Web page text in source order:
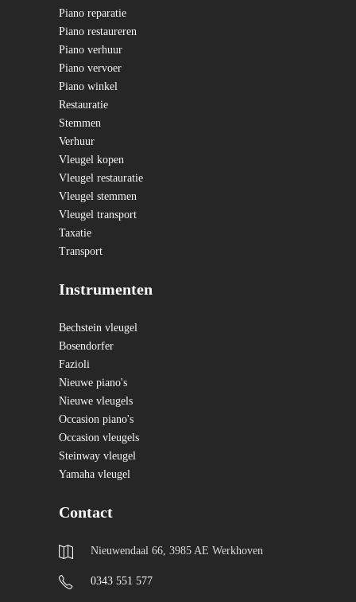
Piano reparatie
Piano restaureren
Piano verhuur
Piano vervoer
Piano winkel
Restauratie
Stemmen
Verhuur
Vleugel kopen
Vleugel restauratie
Vleugel stemmen
Vleugel transport
Taxatie
Transport
Instrumenten
Bechstein vleugel
Bosendorfer
Fazioli
Nieuwe piano's
Nieuwe vleugels
Occasion piano's
Occasion vleugels
Steinway vleugel
Yamaha vleugel
Contact
Nieuwendaal 66, 3985 AE Werkhoven
0343 551 577